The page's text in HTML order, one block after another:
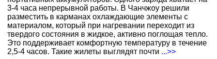
3-4 часа непрерывной работы. В Чанчжоу решили
разместить в карманах охлаждающие элементы с
материалом, который при нагревании переходит из
твердого состояния в жидкое, активно поглощая тепло.
Это поддерживает комфортную температуру в течение
2,5-4 часов. Такие жилеты выглядят почти ...>>